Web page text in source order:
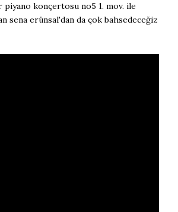
piyano konçertosu no5 1. mov. ile
sena erünsal'dan da çok bahsedeceğiz